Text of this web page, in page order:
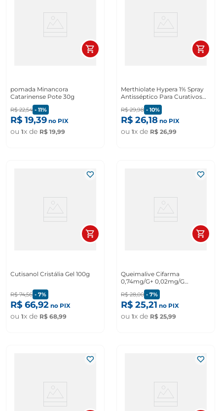
pomada Minancora
Catarinense Pote 30g
R$ 22,54 - 11%
R$ 19,39 no PIX
ou 1x de R$ 19,99
Merthiolate Hypera 1% Spray
Antisséptico Para Curativos
solução Aquosa 30ml
R$ 29,98 - 10%
R$ 26,18 no PIX
ou 1x de R$ 26,99
Cutisanol Cristália Gel 100g
R$ 74,56 - 7%
R$ 66,92 no PIX
ou 1x de R$ 68,99
Queimalive Cifarma
0,74mg/G+ 0,02mg/G
pomada 30g
R$ 28,00 - 7%
R$ 25,21 no PIX
ou 1x de R$ 25,99